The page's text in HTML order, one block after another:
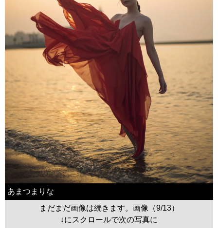
あまつまりな
まだまだ画像は続きます。画像（9/13）
↓にスクロールで次の写真に